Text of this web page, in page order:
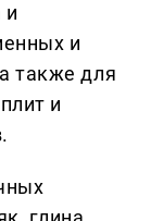
и
и
также для
и